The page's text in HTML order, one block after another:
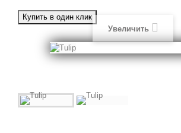
Увеличить